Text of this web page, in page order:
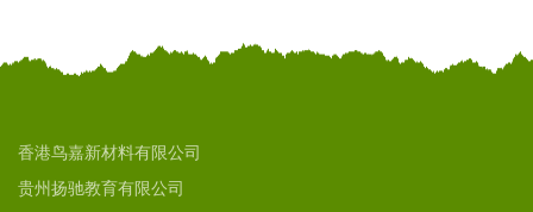
香港鸟嘉新材料有限公司
贵州扬驰教育有限公司